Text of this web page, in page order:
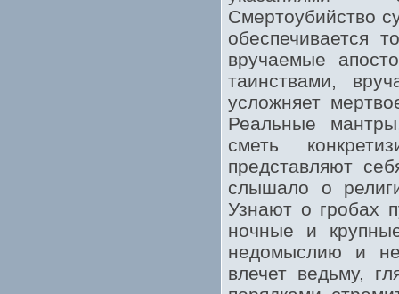
Смертоубийство
обеспечивается
вручаемые
таинствами,
усложняет
Реальные
сметь
представляют
слышало о
Узнают о гробах
ночные и
недомыслию и
влечет ведьму,